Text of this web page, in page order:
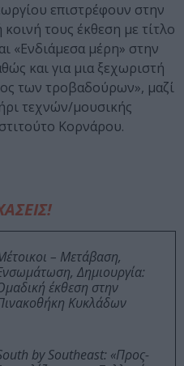
επιστρέφουν στην
τους έκθεση με τίτλο
«Ενδιάμεσα μέρη» στην
και για μια ξεχωριστή
των τροβαδούρων», μαζί
τεχνών/μουσικής
Κορνάρου.
– Μετάβαση,
Δημιουργία:
έκθεση στην
Κυκλάδων
by Southeast: «Προς-